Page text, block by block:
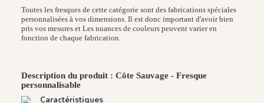
Toutes les fresques de cette catégorie sont des fabrications spéciales
personnalisées à vos dimensions. Il est donc important d'avoir bien
pris vos mesures et Les nuances de couleurs peuvent varier en
fonction de chaque fabrication.
Description du produit : Côte Sauvage - Fresque
personnalisable
Caractéristiques